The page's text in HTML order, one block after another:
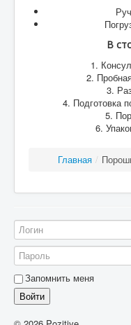
В
1.
2.
3.
4. Подготовка
5.
6.
Главная /
Запомнить меня
Войти